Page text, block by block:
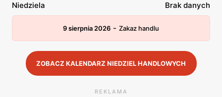
Niedziela
Brak danych
9 sierpnia 2026 - Zakaz handlu
ZOBACZ KALENDARZ NIEDZIEL HANDLOWYCH
REKLAMA